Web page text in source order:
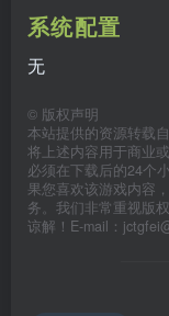
系统配置
无
© 版权声明
本站提供的资源转载
将上述内容用于商业
必须在下载后的24个
果您喜欢该游戏内容
务。我们非常重视版
谅解！E-mail：